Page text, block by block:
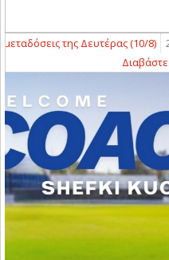
της Δευτέρας (10/8)